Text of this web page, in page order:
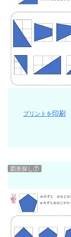
プリントを印刷
図形探し⑦